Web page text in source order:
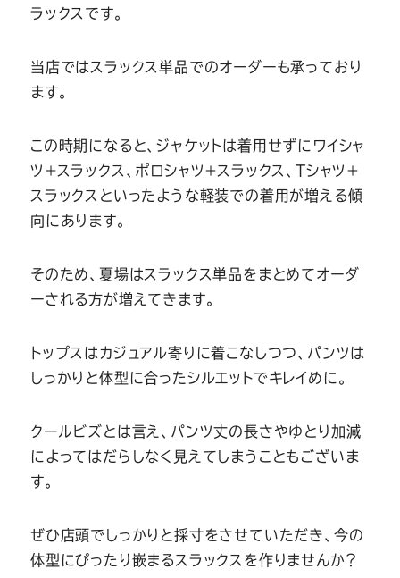
公
式
公
式 式 式 式
ラックスです。
当店ではスラックス単品でのオーダーも承っており
ます。
この時期になると、ジャケットは着用せずにワイシャ
ツ＋スラックス、ポロシャツ＋スラックス、Tシャツ＋
スラックスといったような軽装での着用が増える傾
向にあります。
そのため、夏場はスラックス単品をまとめてオーダ
ーされる方が増えてきます。
トップスはカジュアル寄りに着こなしつつ、パンツは
しっかりと体型に合ったシルエットでキレイめに。
クールビズとは言え、パンツ丈の長さやゆとり加減
によってはだらしなく見えてしまうこともございま
す。
ぜひ店頭でしっかりと採寸をさせていただき、今の
体型にぴったり嵌まるスラックスを作りませんか？